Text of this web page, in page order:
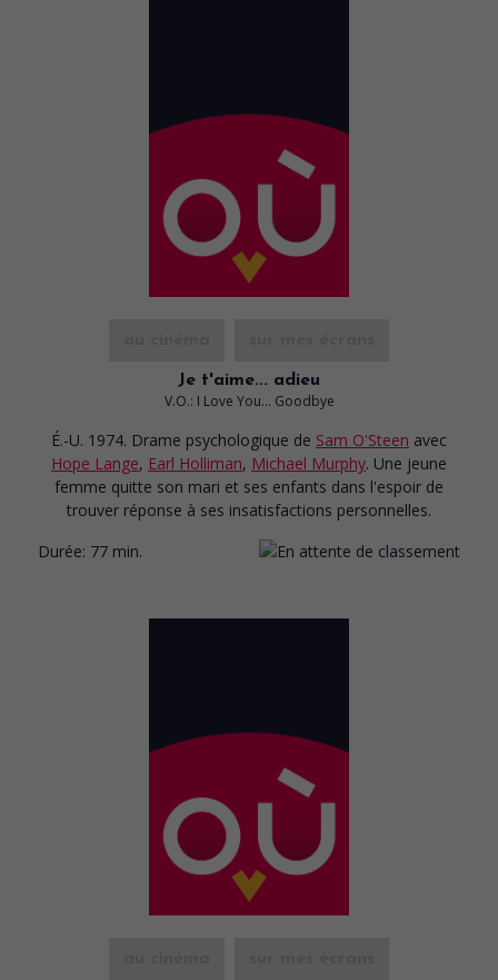
Je t'aime... adieu
V.O.: I Love You... Goodbye
É.-U. 1974. Drame psychologique de Sam O'Steen avec
Hope Lange, Earl Holliman, Michael Murphy. Une jeune
femme quitte son mari et ses enfants dans l'espoir de
trouver réponse à ses insatisfactions personnelles.
Durée: 77 min.